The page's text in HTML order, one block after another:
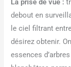
debout en
le ciel filtrant
désirez obtenir.
essences